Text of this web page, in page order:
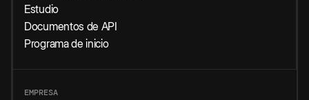
Estudio
Documentos de API
Programa de inicio
EMPRESA